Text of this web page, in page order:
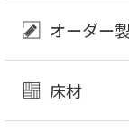
オーダー
床材